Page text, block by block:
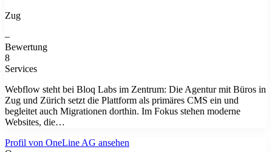
Zug
–
Bewertung
8
Services
Webflow steht bei Bloq Labs im Zentrum: Die Agentur mit Büros in
Zug und Zürich setzt die Plattform als primäres CMS ein und
begleitet auch Migrationen dorthin. Im Fokus stehen moderne
Websites, die…
Profil von OneLine AG ansehen